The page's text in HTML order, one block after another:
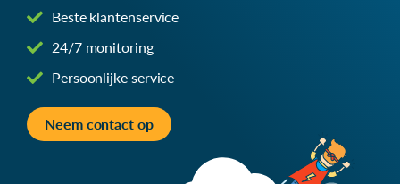
Beste klantenservice
24/7 monitoring
Persoonlijke service
Neem contact op